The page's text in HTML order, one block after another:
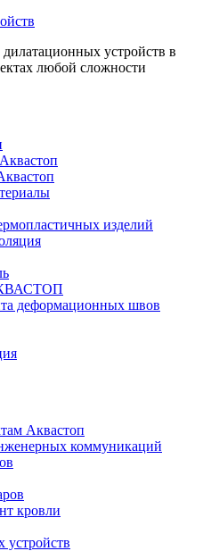
устройств в
любой сложности
изделий
деформационных швов
Аквастоп
коммуникаций
кровли